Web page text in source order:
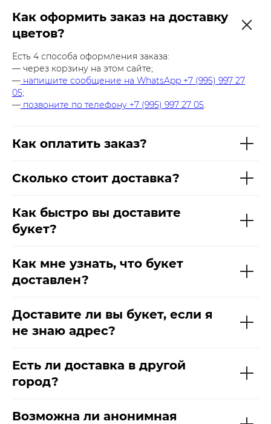
Как оформить заказ на доставку
цветов?
Есть 4 способа оформления заказа:
— через корзину на этом сайте;
— напишите сообщение на WhatsApp +7 (995) 997 27
05;
— позвоните по телефону +7 (995) 997 27 05.
Как оплатить заказ?
Сколько стоит доставка?
Как быстро вы доставите
букет?
Как мне узнать, что букет
доставлен?
Доставите ли вы букет, если я
не знаю адрес?
Есть ли доставка в другой
город?
Возможна ли анонимная